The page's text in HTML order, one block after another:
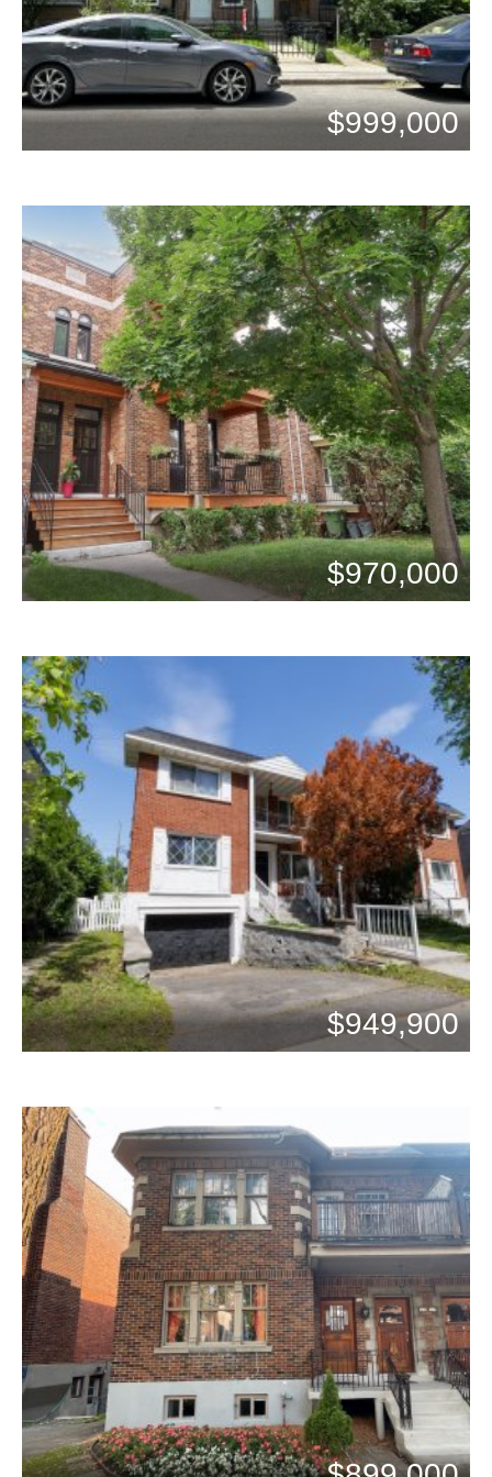
Chambres: 4
Bains: 1
Chambres: 3
Bains: 1
$999,000
Chambres: 3
Bains: 1
$970,000
Chambres: 3
$949,900